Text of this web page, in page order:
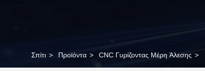
Σπίτι > Προϊόντα > CNC Γυρίζοντας Μέρη Άλεσης >